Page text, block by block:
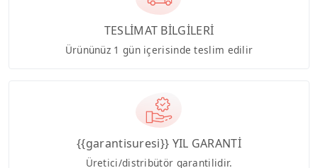
TESLİMAT BİLGİLERİ
Ürününüz 1 gün içerisinde teslim edilir
{{garantisuresi}} YIL GARANTİ
Üretici/distribütör garantilidir.